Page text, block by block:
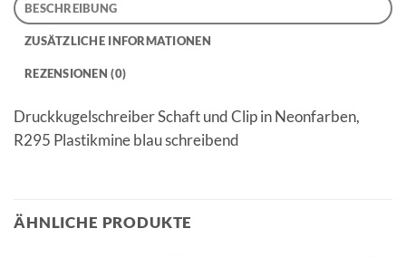
BESCHREIBUNG
ZUSÄTZLICHE INFORMATIONEN
REZENSIONEN (0)
Druckkugelschreiber Schaft und Clip in Neonfarben,
R295 Plastikmine blau schreibend
ÄHNLICHE PRODUKTE